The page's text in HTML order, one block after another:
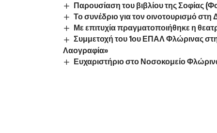
Παρουσίαση του βιβλίου της Σοφίας
Το συνέδριο για τον οινοτουρισμό
Με επιτυχία πραγματοποιήθηκε η
Συμμετοχή του 1ου ΕΠΑΛ Φλώρινας
Λαογραφία»
Ευχαριστήριο στο Νοσοκομείο